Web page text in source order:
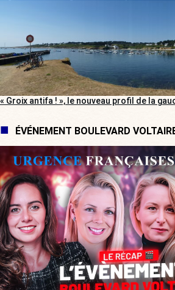
« Groix antifa ! », le nouveau profil de la
ÉVÉNEMENT BOULEVARD